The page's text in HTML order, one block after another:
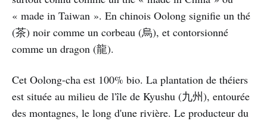
« made in Taiwan ». En chinois Oolong signifie un thé
(茶) noir comme un corbeau (烏), et contorsionné
comme un dragon (龍).
Cet Oolong-cha est 100% bio. La plantation de théiers
est située au milieu de l'île de Kyushu (九州), entourée
des montagnes, le long d'une rivière. Le producteur du